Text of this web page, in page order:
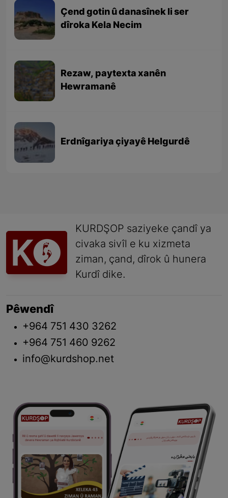
Çend gotin û danasînek li ser
dîroka Kela Necim
Rezaw, paytexta xanên
Hewramanê
Erdnîgariya çiyayê Helgurdê
KURDŞOP saziyeke çandî ya
civaka sivîl e ku xizmeta
ziman, çand, dîrok û hunera
Kurdî dike.
Pêwendî
+964 751 430 3262
+964 751 460 9262
info@kurdshop.net